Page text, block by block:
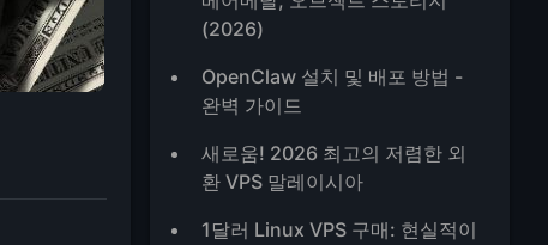
(2026)
OpenClaw 설치 및 배포 방법 -
완벽 가이드
새로움! 2026 최고의 저렴한 외
환 VPS 말레이시아
1달러 Linux VPS 구매: 현실적이